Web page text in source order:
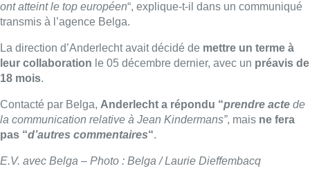
ont atteint le top européen“, explique-t-il dans un communiqué
transmis à l’agence Belga.
La direction d’Anderlecht avait décidé de mettre un terme à
leur collaboration le 05 décembre dernier, avec un préavis de
18 mois.
Contacté par Belga, Anderlecht a répondu “prendre acte de
la communication relative à Jean Kindermans”, mais ne fera
pas “d’autres commentaires“.
E.V. avec Belga – Photo : Belga / Laurie Dieffembacq